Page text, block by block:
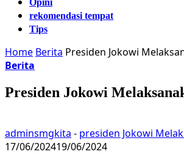
Opini
rekomendasi tempat
Tips
Home Berita Presiden Jokowi
Berita
Presiden Jokowi
adminsmgkita - presiden Jokowi
17/06/202419/06/2024